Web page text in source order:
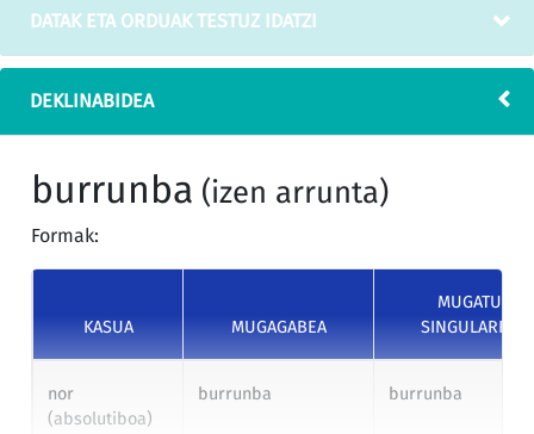
DATAK ETA ORDUAK TESTUZ IDATZI
DEKLINABIDEA
burrunba (izen arrunta)
Formak:
KASUA MUGAGABEA
MUGATU
SINGULARRA
nor
(absolutiboa)
burrunba burrunba